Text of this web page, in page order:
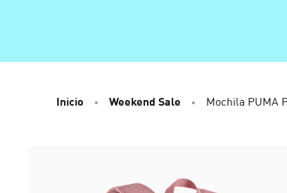
Inicio Weekend Sale Mochila PUMA